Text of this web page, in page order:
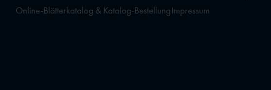
Online-Blätterkatalog & Katalog-BestellungImpressum